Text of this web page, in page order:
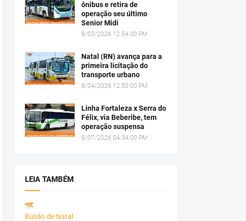
ônibus e retira de
operação seu último
Senior Midi
8/03/2026 12:54:00 PM
Natal (RN) avança para a
primeira licitação do
transporte urbano
8/04/2026 12:50:00 PM
Linha Fortaleza x Serra do
Félix, via Beberibe, tem
operação suspensa
8/07/2026 04:34:00 PM
LEIA TAMBÉM
Busão de Natal